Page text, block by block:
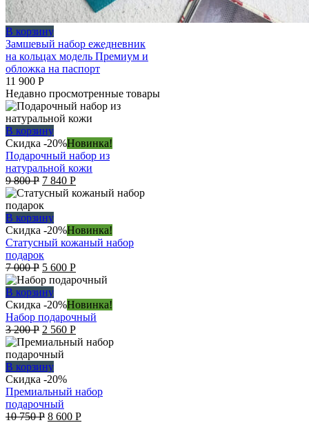
В корзину
Замшевый набор ежедневник
на кольцах модель Премиум и
обложка на паспорт
11 900 Р
Недавно просмотренные товары
В корзину
Скидка -20%Новинка!
Подарочный набор из
натуральной кожи
9 800Р Original
price
was:
9
800 руб..
7 840 РCurrent
price
840 руб..
В корзину
Скидка -20%Новинка!
Статусный кожаный набор
подарок
7 000Р Original
price
was:
7
000 руб..
5 600 РCurrent
price
5
600 руб..
В корзину
Скидка -20%Новинка!
Набор подарочный
3 200Р Original
price
was:
3
200 руб..
2 560 РCurrent
price
В корзину
Скидка -20%
Премиальный набор
подарочный
10 750Р Original
8 600 РCurrent